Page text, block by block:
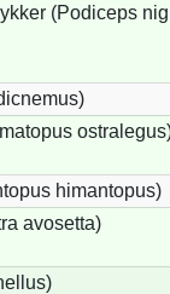
(Podiceps
himantopus)
avosetta)